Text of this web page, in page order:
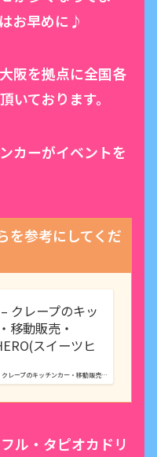
お早めに♪
阪を拠点に全国各
いております。
カーがイベントを
を参考にしてくだ
クレープのキッチンカー・移動販売…
クレープのキッ
移動販売・
スイーツヒ
ル・タピオカドリ